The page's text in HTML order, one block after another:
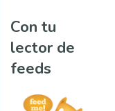
Con tu
lector de
feeds